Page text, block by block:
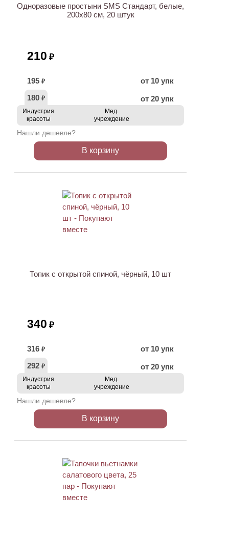
Одноразовые простыни SMS Стандарт, белые,
200х80 см, 20 штук
210 ₽
195 ₽
от 10 упк
180 ₽ от 20 упк
Индустрия
красоты
Мед.
учреждение
Нашли дешевле?
В корзину
Топик с открытой спиной, чёрный, 10 шт
340 ₽
316 ₽
от 10 упк
292 ₽ от 20 упк
Индустрия
красоты
Мед.
учреждение
Нашли дешевле?
В корзину